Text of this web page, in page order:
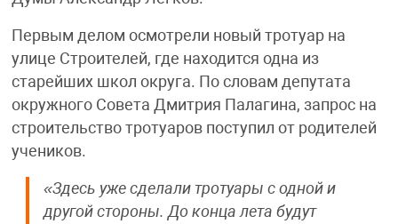
Первым делом осмотрели новый тротуар на
улице Строителей, где находится одна из
старейших школ округа. По словам депутата
окружного Совета Дмитрия Палагина, запрос на
строительство тротуаров поступил от родителей
учеников.
«Здесь уже сделали тротуары с одной и
другой стороны. До конца лета будут